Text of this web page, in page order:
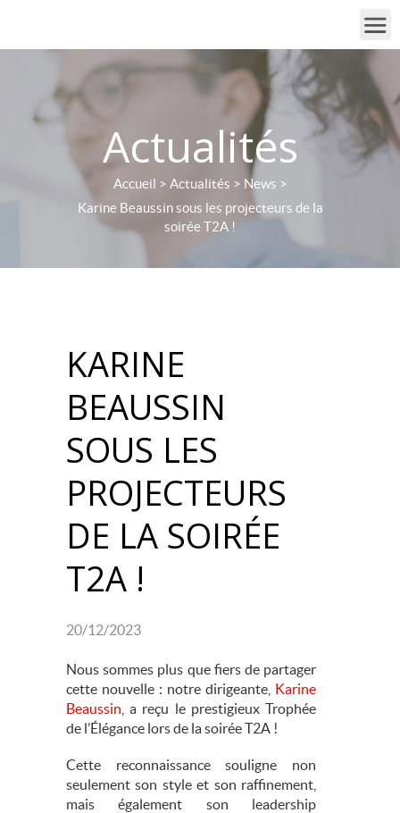
Actualités
Accueil > Actualités > News >
Karine Beaussin sous les projecteurs de la
soirée T2A !
KARINE
BEAUSSIN
SOUS LES
PROJECTEURS
DE LA SOIRÉE
T2A !
20/12/2023
Nous sommes plus que fiers de partager
cette nouvelle : notre dirigeante, Karine
Beaussin , a reçu le prestigieux Trophée
de l’Élégance lors de la soirée T2A !
Cette reconnaissance souligne non
seulement son style et son raffinement,
mais également son leadership